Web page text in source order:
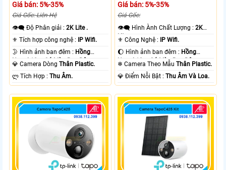
Giá bán: 5%-35%
Giá Gốc: Liên Hệ
👁️‍🗨 Độ Phân giải :2K Lite .
⚜️ Tích hợp công nghệ :
IP Wifi.
🌛 Hình ảnh ban đêm : Hồng
Ngoại 10m Có Màu Ban Ðêm.
💎 Camera DòngThân Plastic.
️ლ Tích Hợp :Thu Âm.
Giá bán: 5%-35%
Giá Gốc:
👁️‍🗨 Hình Ành Chất Lượng :2K
Lite .
⚜️ Công Nghệ :
IP Wifi.
🌔 Hình ảnh ban đêm : Hồng
Ngoại 10m Có Màu Ban Ðêm.
❄ Camera Theo MẫuThân Plastic.
️💎 Điểm Nỗi Bật :Thu Âm Và Loa.